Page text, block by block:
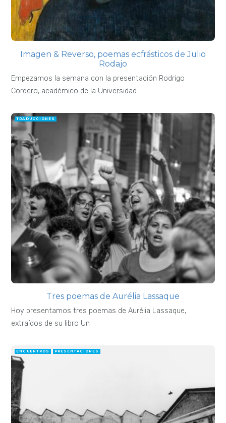
Imagen & Reverso, poemas ecfrásticos de Julio
Rodajo
Empezamos la semana con la presentación Rodrigo
Cordero, académico de la Universidad
TRADUCCIONES
Tres poemas de Aurélia Lassaque
Hoy presentamos tres poemas de Aurélia Lassaque,
extraídos de su libro Un
ENCUENTROS PRESENTACIONES